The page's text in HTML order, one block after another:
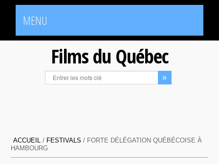
MENU
Films du Québec
ACCUEIL / FESTIVALS / FORTE DÉLÉGATION QUÉBÉCOISE À
HAMBOURG